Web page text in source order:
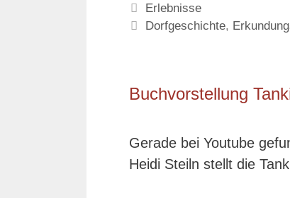
Kategorien
Erlebnisse
Schlagwörter
Dorfgeschichte,
Buchvorstellung
Gerade bei Youtube
Heidi Steiln stellt die